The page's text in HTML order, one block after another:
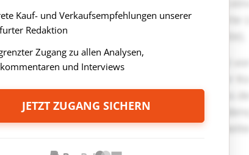
Kauf- und Verkaufsempfehlungen unserer
Redaktion
Zugang zu allen Analysen,
und Interviews
JETZT ZUGANG SICHERN